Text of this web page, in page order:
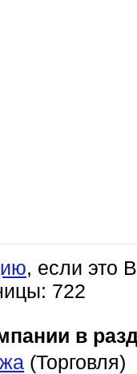
, если это
722
в
(Торговля)